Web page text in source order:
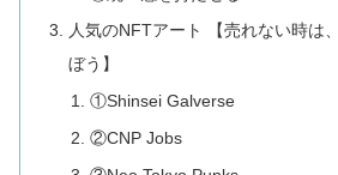
人気のNFTアート 【売れない時は
ぼう】
①Shinsei Galverse
②CNP Jobs